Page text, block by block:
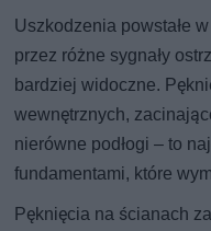
Uszkodzenia powstałe
przez różne sygnały
bardziej widoczne.
wewnętrznych,
nierówne podłogi – to
fundamentami, które
Pęknięcia na ścianach